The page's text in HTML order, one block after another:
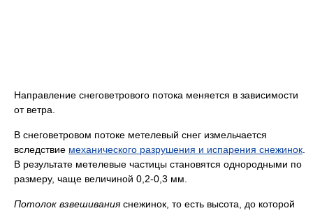
Направление снеговетрового потока меняется в зависимости
от ветра.
В снеговетровом потоке метелевый снег измельчается
вследствие механического разрушения и испарения снежинок
В результате метелевые частицы становятся однородными по
размеру, чаще величиной 0,2-0,3 мм.
Потолок взвешиванияснежинок, то есть высота, до которой